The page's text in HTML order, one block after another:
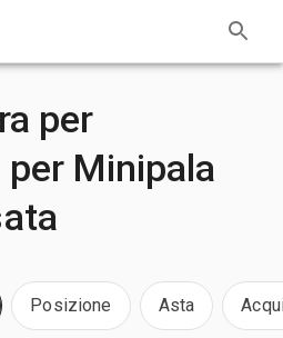
per
Minipala
Posizione Asta